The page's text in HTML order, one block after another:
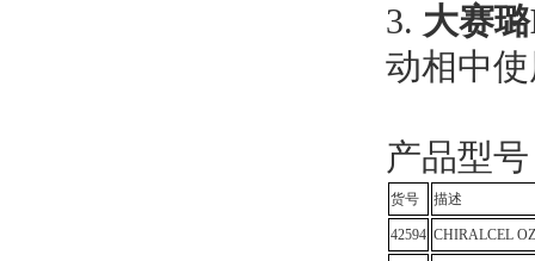
3. 大赛
动相中
产品型
货号 描述
42594 CHIRALCEL